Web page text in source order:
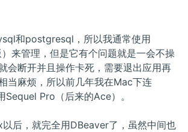
和postgresql，所以我通常使用
来管理，但是它有个问题就是一会不操
会断开并且操作卡死，需要退出应用再
当麻烦，所以前几年我在Mac下连
Sequel Pro（后来的Ace）。
后，就完全用DBeaver了，虽然中间也